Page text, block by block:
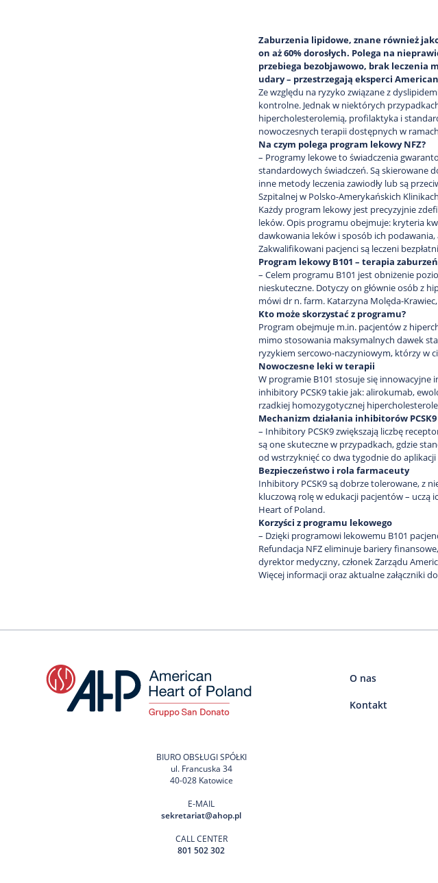
Zaburzenia lipidowe, znane również
on aż 60% dorosłych. Polega na
przebiega bezobjawowo, brak leczenia
udary – przestrzegają eksperci
Ze względu na ryzyko związane z
kontrolne. Jednak w niektórych
hipercholesterolemią, profilaktyka i
nowoczesnych terapii dostępnych w
Na czym polega program lekowy NFZ?
– Programy lekowe to świadczenia
standardowych świadczeń. Są
inne metody leczenia zawiodły lub są
Szpitalnej w Polsko-Amerykańskich
Każdy program lekowy jest precyzyjnie
leków. Opis programu obejmuje: kryteria
dawkowania leków i sposób ich
Zakwalifikowani pacjenci są leczeni
Program lekowy B101 – terapia
– Celem programu B101 jest obniżenie
nieskuteczne. Dotyczy on głównie osób z
mówi dr n. farm. Katarzyna Molęda-
Kto może skorzystać z programu?
Program obejmuje m.in. pacjentów z
mimo stosowania maksymalnych dawek
ryzykiem sercowo-naczyniowym, którzy w
Nowoczesne leki w terapii
W programie B101 stosuje się innowacyjne
inhibitory PCSK9 takie jak: alirokumab,
rzadkiej homozygotycznej
Mechanizm działania inhibitorów PCSK9
– Inhibitory PCSK9 zwiększają liczbę
są one skuteczne w przypadkach, gdzie
od wstrzyknięć co dwa tygodnie do
Bezpieczeństwo i rola farmaceuty
Inhibitory PCSK9 są dobrze tolerowane, z
kluczową rolę w edukacji pacjentów – uczą
Heart of Poland.
Korzyści z programu lekowego
– Dzięki programowi lekowemu B101
Refundacja NFZ eliminuje bariery
dyrektor medyczny, członek Zarządu
Więcej informacji oraz aktualne załączniki
BIURO OBSŁUGI SPÓŁKI
ul. Francuska 34
40-028 Katowice
E-MAIL
sekretariat@ahop.pl
CALL CENTER
801 502 302
O nas
Kontakt